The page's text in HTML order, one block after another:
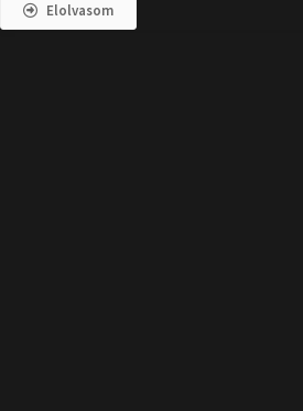
Elolvasom